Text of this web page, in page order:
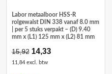
Labor metaalboor HSS-R
rolgewalst DIN 338 vanaf 8.0 mm
| per 5 stuks verpakt – (D) 9.40
mm x (L1) 125 mm x (L2) 81 mm
15,92 Oorspronkelijke
prijs
was:
14,33Huidige
11,84 excl. btw